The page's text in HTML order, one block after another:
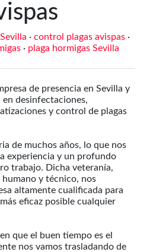
· control plagas avispas ·
· plaga hormigas Sevilla
de presencia en Sevilla y
desinfectaciones,
y control de plagas
de muchos años, lo que nos
experiencia y un profundo
trabajo. Dicha veteranía,
y técnico, nos
altamente cualificada para
eficaz posible cualquier
que el buen tiempo es el
nos vamos trasladando de